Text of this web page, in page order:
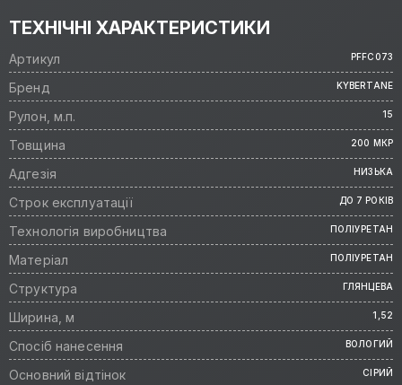
ТЕХНІЧНІ ХАРАКТЕРИСТИКИ
Артикул PFFC073
Бренд KYBERTANE
Рулон, м.п. 15
Товщина 200 МКР
Адгезія НИЗЬКА
Строк експлуатації ДО 7 РОКІВ
Технологія виробництва ПОЛІУРЕТАН
Матеріал ПОЛІУРЕТАН
Структура ГЛЯНЦЕВА
Ширина, м 1,52
Спосіб нанесення ВОЛОГИЙ
Основний відтінок СІРИЙ